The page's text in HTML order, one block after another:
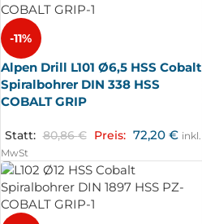
-11%
Alpen Drill L101 Ø6,5 HSS Cobalt
Spiralbohrer DIN 338 HSS
COBALT GRIP
Statt: 80,86€ Preis: 72,20 € inkl.
MwSt